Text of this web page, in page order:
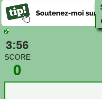
3:55
SCORE
0